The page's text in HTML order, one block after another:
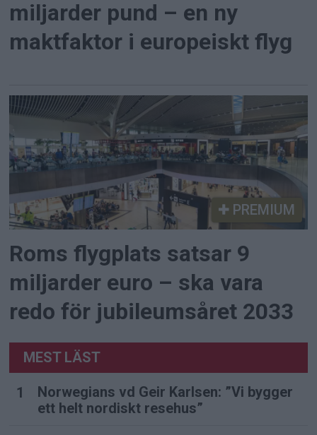
miljarder pund – en ny
maktfaktor i europeiskt flyg
PREMIUM
Roms flygplats satsar 9
miljarder euro – ska vara
redo för jubileumsåret 2033
MEST LÄST
Norwegians vd Geir Karlsen: ”Vi bygger
ett helt nordiskt resehus”